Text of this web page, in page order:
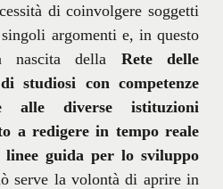
di coinvolgere soggetti
argomenti e, in questo
nascita della Rete delle
studiosi con competenze
alle diverse istituzioni
a redigere in tempo reale
guida per lo sviluppo
serve la volontà di aprire in